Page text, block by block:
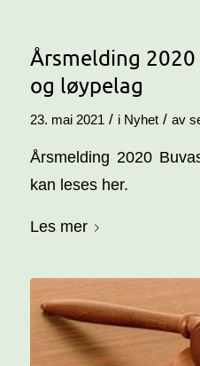
Årsmelding
og løypelag
23. mai 2021 / i Nyhet / av
Årsmelding 2020
kan leses her.
Les mer